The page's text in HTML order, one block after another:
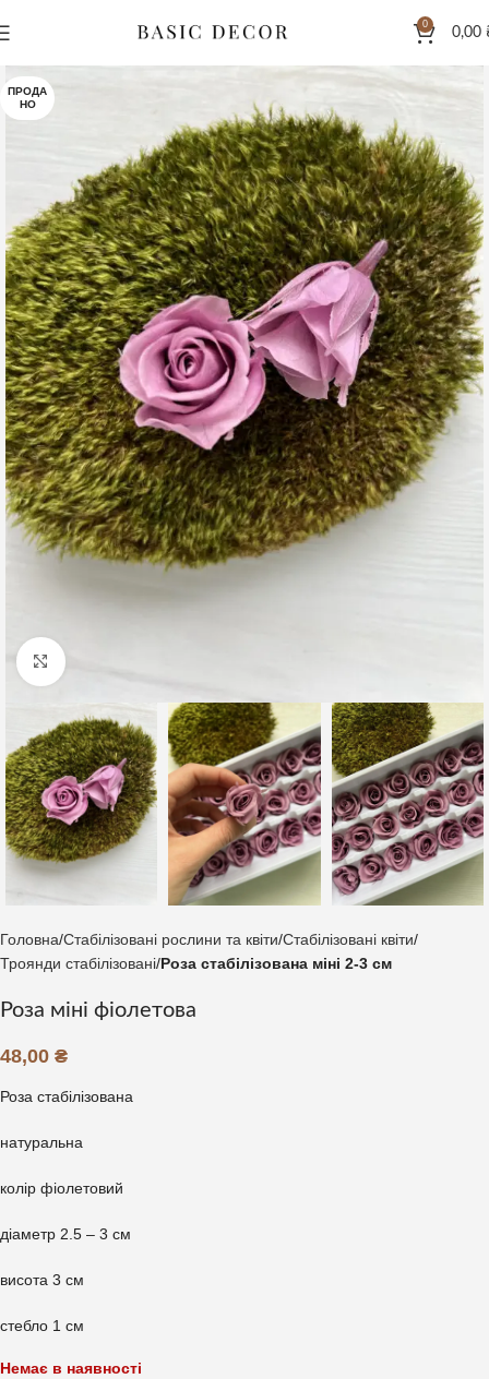
0
0,00
ПРОДА
НО
Клацніть, щоб збільшити
Головна Стабілізовані рослини та квіти Стабілізовані квіти
Троянди стабілізовані Роза стабілізована міні 2-3 см
Роза міні фіолетова
48,00 ₴
Роза стабілізована
натуральна
колір фіолетовий
діаметр 2.5 – 3 см
висота 3 см
стебло 1 см
Немає в наявності